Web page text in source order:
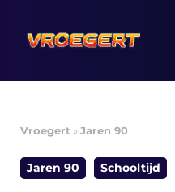
naar
inhoud
Vroegert »Jaren 90
Jaren 90 Schooltijd